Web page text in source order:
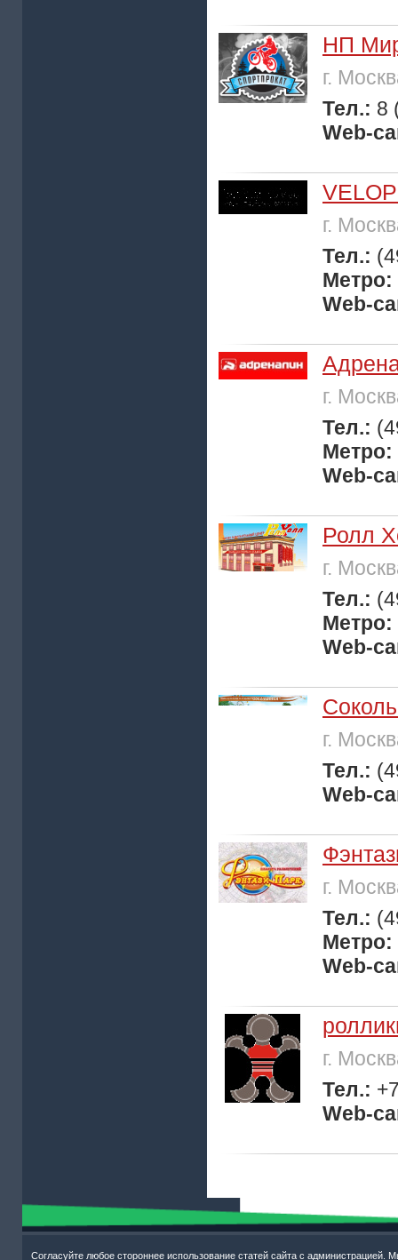
НП
г.
Тел.: 8
Web-
г.
Тел.:
Метро:
Web-
г.
Тел.:
Метро:
Web-
Ролл
г.
Тел.:
Метро:
Web-
г.
Тел.:
Web-
г.
Тел.:
Метро:
Web-
г.
Тел.:
Web-
Согласуйте любое стороннее использование статей сайта с администрацией.